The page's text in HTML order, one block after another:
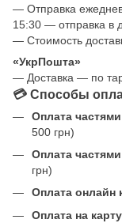
— Отправка
15:30 — отправка в
— Стоимость
«УкрПошта»
— Доставка — по
💳 Способы
Оплата
500 грн)
Оплата
грн)
Оплата онлайн
Оплата на